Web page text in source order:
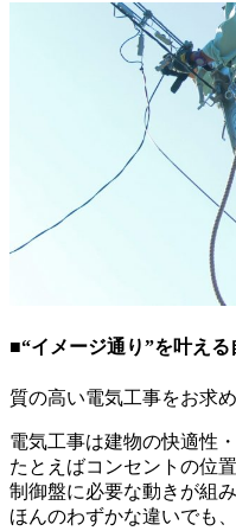
■“イメージ通り”を叶える
質の高い電気工事をお求
電気工事は建物の快適性
たとえばコンセントの位
制御盤に必要な動きが組
ほんのわずかな違いでも